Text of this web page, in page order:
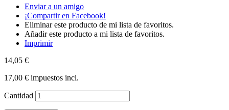
Enviar a un amigo
¡Compartir en Facebook!
Eliminar este producto de mi lista de favoritos.
Añadir este producto a mi lista de favoritos.
Imprimir
14,05 €
17,00 € impuestos incl.
Cantidad